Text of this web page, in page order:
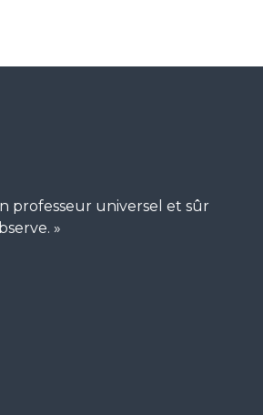
professeur universel et sûr
»